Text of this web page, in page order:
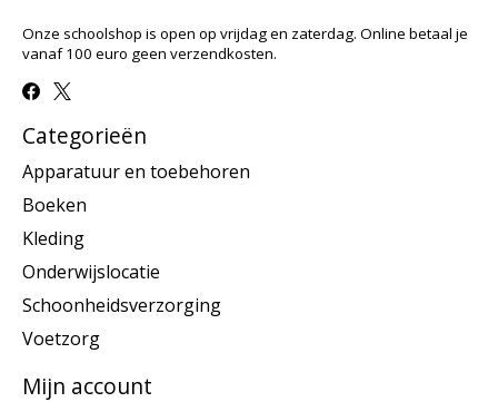
Onze schoolshop is open op vrijdag en zaterdag. Online betaal je
vanaf 100 euro geen verzendkosten.
Categorieën
Apparatuur en toebehoren
Boeken
Kleding
Onderwijslocatie
Schoonheidsverzorging
Voetzorg
Mijn account